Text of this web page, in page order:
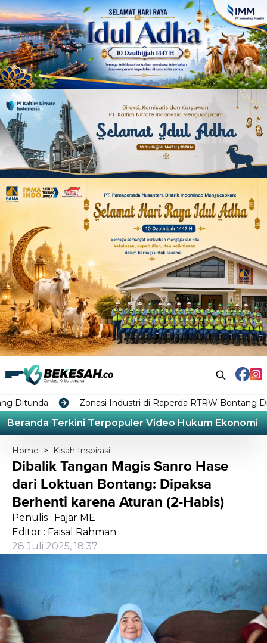
Zonasi Industri di Raperda RTRW Bontang Dinilai Tabrak
Beranda Terkini Terpopuler Video Hukum Ekonomi
Home > Kisah Inspirasi
Dibalik Tangan Magis Sanro Hase
dari Loktuan Bontang: Dipaksa
Berhenti karena Aturan (2-Habis)
Penulis : Fajar ME
Editor : Faisal Rahman
28 Juli 2025, 18:37